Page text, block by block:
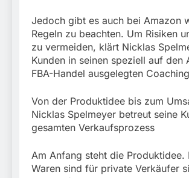
Jedoch gibt es auch bei Amazon
Regeln zu beachten. Um Risiken
zu vermeiden, klärt Nicklas
Kunden in seinen speziell auf den
FBA-Handel ausgelegten
Von der Produktidee bis zum
Nicklas Spelmeyer betreut seine
gesamten Verkaufsprozess
Am Anfang steht die Produktidee.
Waren sind für private Verkäufer